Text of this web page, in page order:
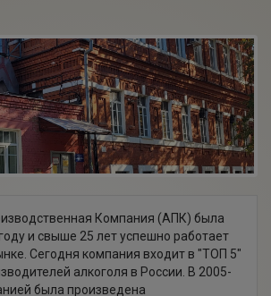
Компания (АПК) была
и свыше 25 лет успешно работает
Сегодня компания входит в "ТОП 5"
алкоголя в России. В 2005-
была произведена